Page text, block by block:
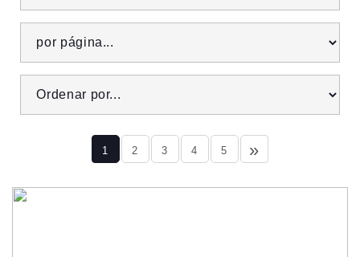
1 2 3 4 5 »